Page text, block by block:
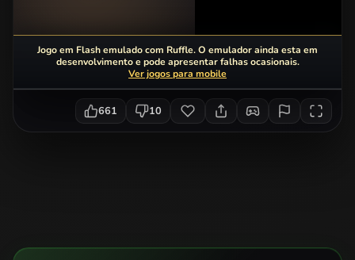
Jogo em Flash emulado com Ruffle. O emulador ainda esta em
desenvolvimento e pode apresentar falhas ocasionais.
Ver jogos para mobile
661 10